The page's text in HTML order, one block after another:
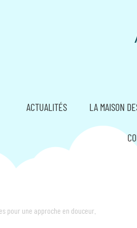
ACTUALITÉS LA MAISON
pour une approche en douceur.